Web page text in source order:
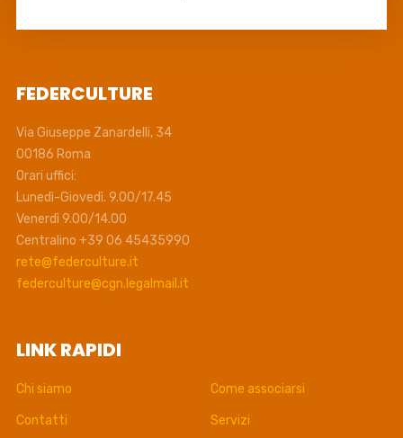
FEDERCULTURE
Via Giuseppe Zanardelli, 34
00186 Roma
Orari uffici:
Lunedì-Giovedì. 9.00/17.45
Venerdì 9.00/14.00
Centralino +39 06 45435990
rete@federculture.it
federculture@cgn.legalmail.it
LINK RAPIDI
Chi siamo Come associarsi
Contatti Servizi